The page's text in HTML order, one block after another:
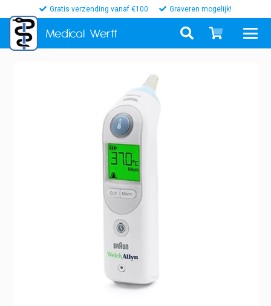
Gratis verzending vanaf €100 Graveren mogelijk!
Medical Werff